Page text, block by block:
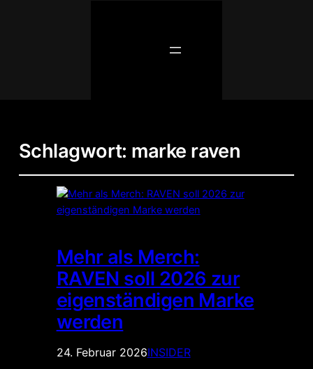
Schlagwort: marke raven
Mehr als Merch:
RAVEN soll 2026 zur
eigenständigen Marke
werden
24. Februar 2026INSIDER